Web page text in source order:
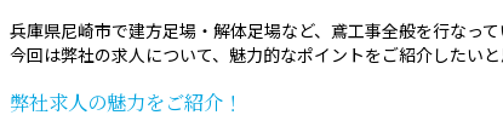
兵庫県尼崎市で建方足場・解体足場など、鳶工事全般を行なって
今回は弊社の求人について、魅力的なポイントをご紹介したいと
弊社求人の魅力をご紹介！